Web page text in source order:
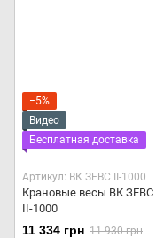
−5%
Видео
Бесплатная доставка
Артикул: ВК ЗЕВС ІІ-1000
Крановые весы ВК ЗЕВС
ІІ-1000
11 334 грн 11 930 грн